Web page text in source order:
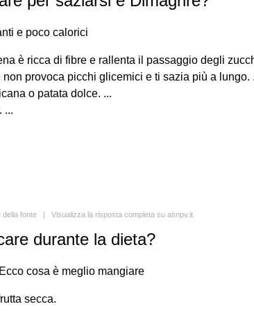
e poco calorici
è ricca di fibre e rallenta il passaggio degli
provoca picchi glicemici e ti sazia più a lungo.
o patata dolce. ...
...
della fonte | Visualizza la risposta completa su asnpv.it
durante la dieta?
cosa è meglio mangiare
secca.